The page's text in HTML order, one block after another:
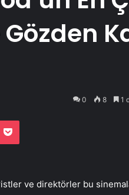
0 8 1
Pocket
ve direktörler bu